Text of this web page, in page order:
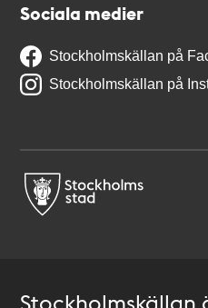
Sociala medier
Stockholmskällan på
Stockholmskällan på